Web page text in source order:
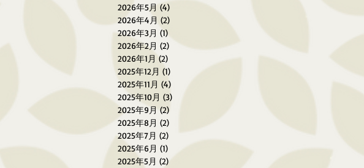
2026年5月 (4)
2026年4月 (2)
2026年3月 (1)
2026年2月 (2)
2026年1月 (2)
2025年12月 (1)
2025年11月 (4)
2025年10月 (3)
2025年9月 (2)
2025年8月 (2)
2025年7月 (2)
2025年6月 (1)
2025年5月 (2)